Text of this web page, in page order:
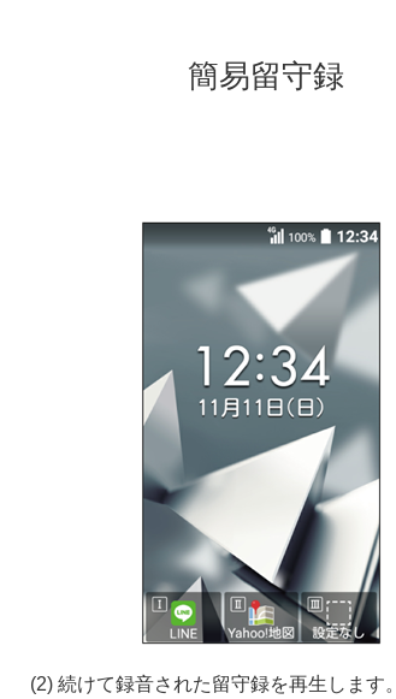
簡易留守録
(2) 続けて録音された留守録を再生します。